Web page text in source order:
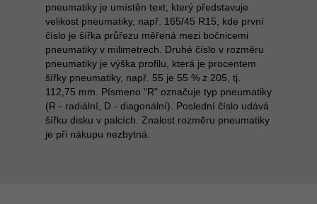
pneumatiky je umístěn text, který představuje
velikost pneumatiky, např. 165/45 R15, kde první
číslo je šířka průřezu měřená mezi bočnicemi
pneumatiky v milimetrech. Druhé číslo v rozměru
pneumatiky je výška profilu, která je procentem
šířky pneumatiky, např. 55 je 55 % z 205, tj.
112,75 mm. Písmeno "R" označuje typ pneumatiky
(R - radiální, D - diagonální). Poslední číslo udává
šířku disku v palcích. Znalost rozměru pneumatiky
je při nákupu nezbytná.